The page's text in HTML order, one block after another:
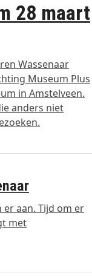
28 maart
Wassenaar
Museum Plus
in Amstelveen.
anders niet
er aan. Tijd om er
met